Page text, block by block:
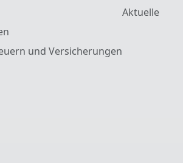
und Versicherungen
Aktuelle